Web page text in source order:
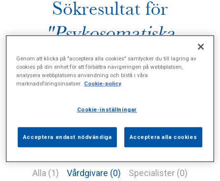
Sökresultat för
"Psykosomatiska
tillstånd"
Alla (1) Vårdgivare (0) Specialister (0)
Genom att klicka på "acceptera alla cookies" samtycker du till lagring av
cookies på din enhet för att förbättra navigeringen på webbplatsen,
analysera webbplatsens användning och bistå i våra
marknadsföringsinsatser. Cookie-policy
Cookie-inställningar
Acceptera endast nödvändiga Acceptera alla cookies